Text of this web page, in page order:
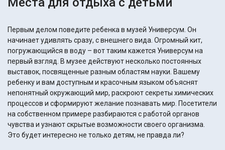
Первым делом поведите ребенка в музей Универсум. Он
начинает удивлять сразу, с внешнего вида. Огромный кит,
погружающийся в воду – вот таким кажется Универсум на
первый взгляд. В музее действуют несколько постоянных
выставок, посвященные разным областям науки. Вашему
ребенку и вам доступным и красочным языком объяснят
непонятный окружающий мир, раскроют секреты химических
процессов и сформируют желание познавать мир. Посетители
на собственном примере разбираются с работой органов
чувства и узнают скрытые возможности своего организма.
Это будет интересно не только детям, не правда ли?